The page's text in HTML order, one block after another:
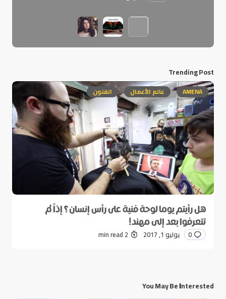
Trending Post
AMENA عالم الأعمال الفنون
هل رأيتم يوما لوحة فنية على رأس إنسان؟ إذاً لم
تتعرفوا بعد إلى مهند!
0 يوليو 1, 2017 2 min read
You May Be Interested